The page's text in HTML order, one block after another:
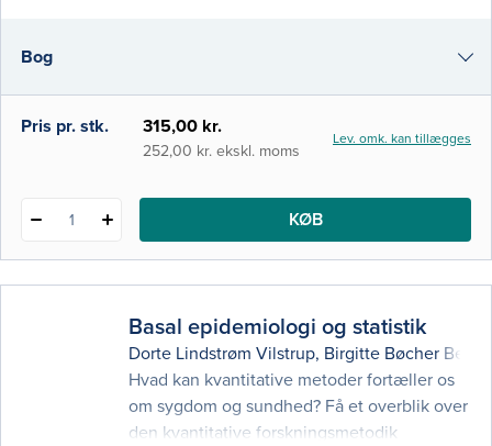
medicinstudiet ved de danske universiteter
og dækker desuden de fr
Bog
i-bog
Pris pr. stk. 315,00 kr.
252,00 kr. ekskl. moms
Lev. omk. kan tillægges
1 KØB
Basal epidemiologi og statistik
Dorte Lindstrøm Vilstrup, Birgitte Bøcher
Hvad kan kvantitative metoder fortæller os
om sygdom og sundhed? Få et overblik over
den kvantitative forskningsmetodik